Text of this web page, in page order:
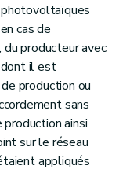
photovoltaïques
cas de
producteur avec
il est
production ou
sans
ainsi
sur le réseau
appliqués